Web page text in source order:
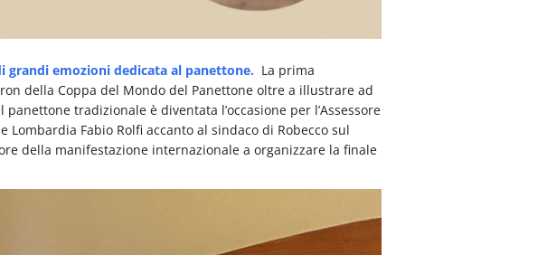
grandi emozioni dedicata al panettone. La prima
della Coppa del Mondo del Panettone oltre a illustrare ad
tradizionale è diventata l’occasione per l’Assessore
Fabio Rolfi accanto al sindaco di Robecco sul
della manifestazione internazionale a organizzare la finale